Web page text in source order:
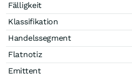
Fälligkeit
Klassifikation
Handelssegment
Flatnotiz
Emittent